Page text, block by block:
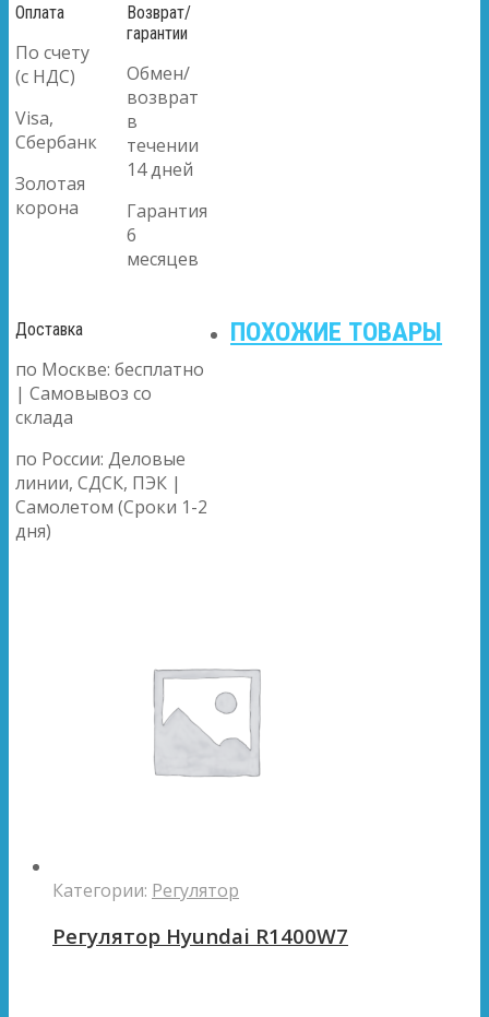
Оплата
По счету
(с НДС)
Visa,
Сбербанк
Золотая
корона
Возврат/
гарантии
Обмен/
возврат
в
течении
14 дней
Гарантия
6
месяцев
Доставка
по Москве: бесплатно
| Самовывоз со
склада
по России: Деловые
линии, СДСК, ПЭК |
Самолетом (Сроки 1-2
дня)
ПОХОЖИЕ ТОВАРЫ
Категории: Регулятор
Регулятор Hyundai R1400W7